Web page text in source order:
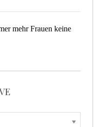
mehr Frauen keine